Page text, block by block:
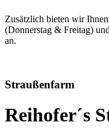
Zusätzlich bieten wir
(Donnerstag & Freitag)
an.
Straußenfarm
Reihofer´s